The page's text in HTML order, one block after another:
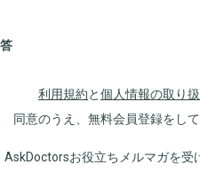
利用規約と個人情報の取り
同意のうえ、無料会員登録をし
AskDoctorsお役立ちメルマガを受